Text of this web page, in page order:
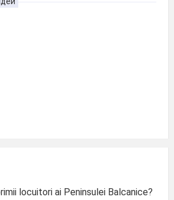
locuitori ai Peninsulei Balcanice?